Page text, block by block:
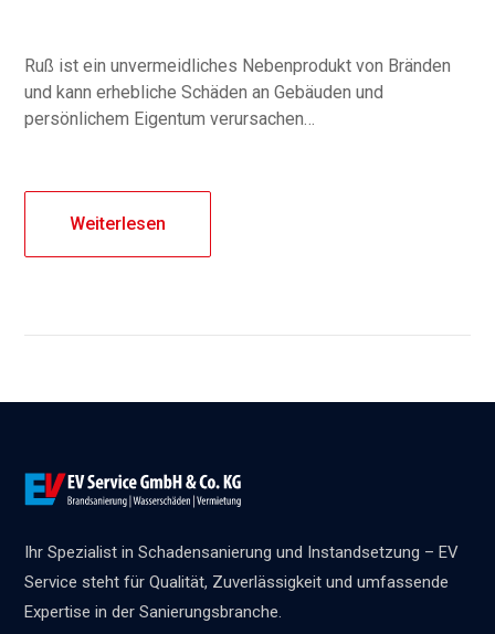
Ruß ist ein unvermeidliches Nebenprodukt von Bränden
und kann erhebliche Schäden an Gebäuden und
persönlichem Eigentum verursachen…
Weiterlesen
Ihr Spezialist in Schadensanierung und Instandsetzung – EV
Service steht für Qualität, Zuverlässigkeit und umfassende
Expertise in der Sanierungsbranche.